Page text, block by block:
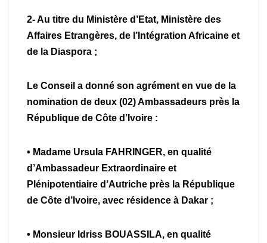
2- Au titre du Ministère d’Etat, Ministère des
Affaires Etrangères, de l’Intégration Africaine et
de la Diaspora ;
Le Conseil a donné son agrément en vue de la
nomination de deux (02) Ambassadeurs près la
République de Côte d’Ivoire :
• Madame Ursula FAHRINGER, en qualité
d’Ambassadeur Extraordinaire et
Plénipotentiaire d’Autriche près la République
de Côte d’Ivoire, avec résidence à Dakar ;
• Monsieur Idriss BOUASSILA, en qualité